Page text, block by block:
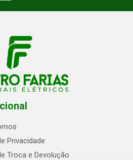
Privacidade
Troca e Devolução